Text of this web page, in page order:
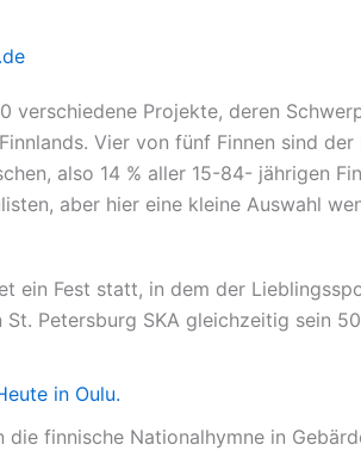
verschiedene Projekte, deren
Vier von fünf Finnen sind der
also 14 % aller 15-84- jährigen
aber hier eine kleine Auswahl
ein Fest statt, in dem der
Petersburg SKA gleichzeitig sein
in Oulu.
finnische Nationalhymne in